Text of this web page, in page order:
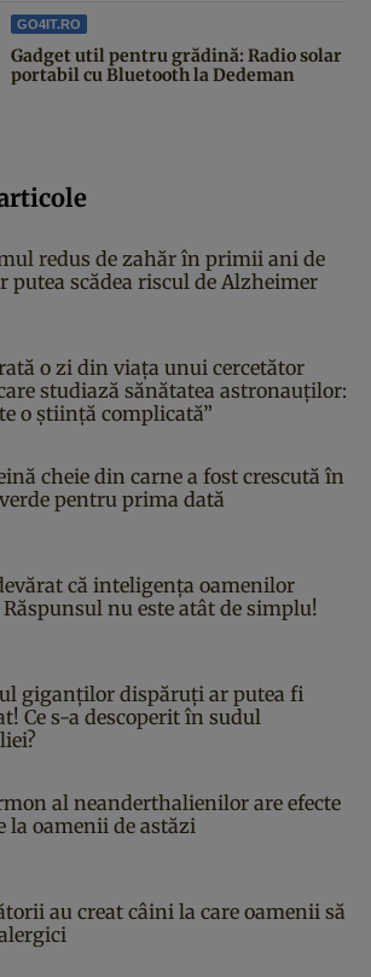
GO4IT.RO
Gadget util pentru grădină: Radio solar
portabil cu Bluetooth la Dedeman
redus de zahăr în primii ani de
putea scădea riscul de Alzheimer
o zi din viața unui cercetător
studiază sănătatea astronauților:
o știință complicată”
cheie din carne a fost crescută în
pentru prima dată
că inteligența oamenilor
Răspunsul nu este atât de simplu!
giganților dispăruți ar putea fi
Ce s-a descoperit în sudul
al neanderthalienilor are efecte
la oamenii de astăzi
au creat câini la care oamenii să